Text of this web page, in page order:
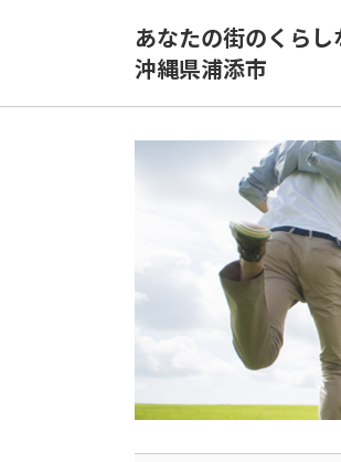
あなたの街のくらし
沖縄県浦添市